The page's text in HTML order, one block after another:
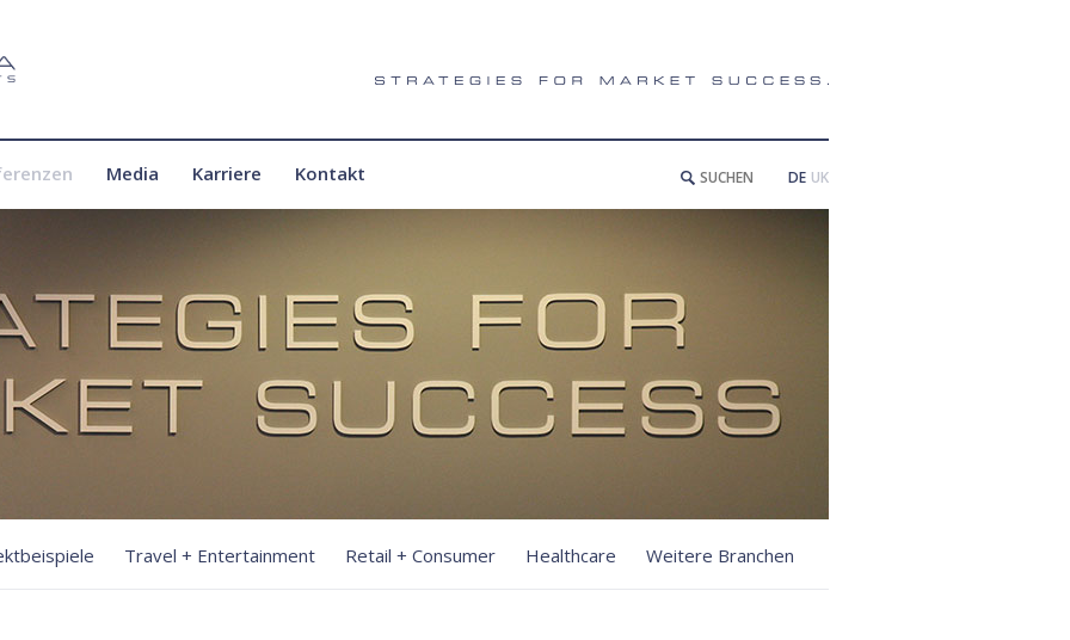
DE UK
Media Karriere Kontakt
Travel + Entertainment Retail + Consumer Healthcare Weitere Branchen